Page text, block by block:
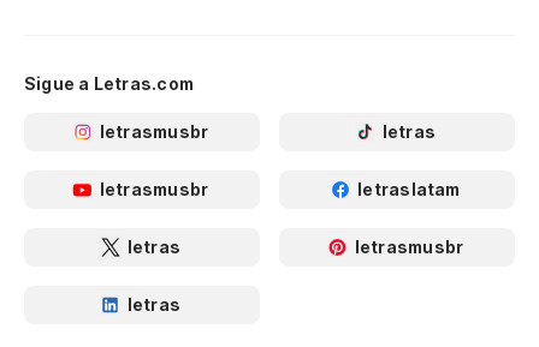
Sigue a Letras.com
letrasmusbr letras
letrasmusbr letraslatam
letras letrasmusbr
letras